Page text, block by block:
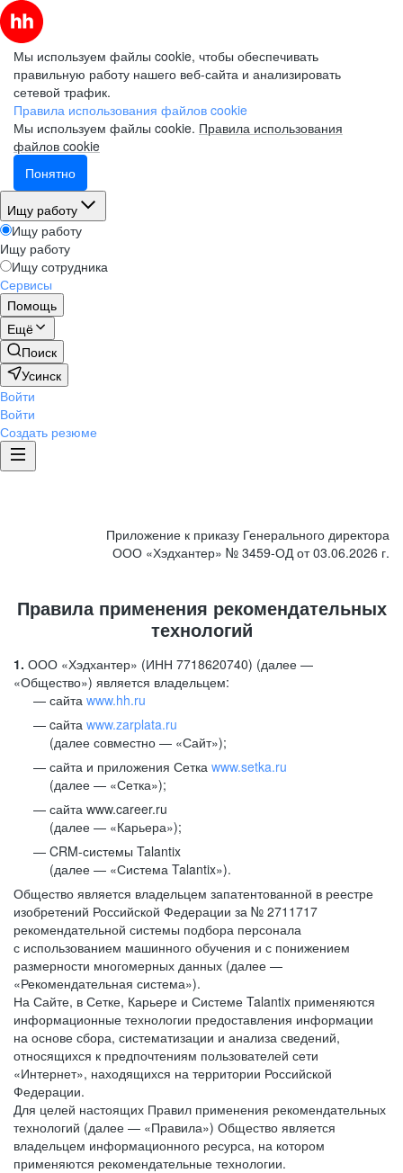
Мы используем файлы cookie, чтобы обеспечивать
правильную работу нашего веб-сайта и анализировать
сетевой трафик.
Правила использования файлов cookie
Мы используем файлы cookie. Правила использования
файлов cookie
Понятно
Ищу работу
Ищу работу
Ищу работу
Ищу сотрудника
Сервисы
Помощь
Ещё
Поиск
Усинск
Войти
Войти
Создать резюме
Приложение к приказу Генерального директора
ООО «Хэдхантер» № 3459-ОД от 03.06.2026 г.
Правила применения рекомендательных
технологий
1. ООО «Хэдхантер» (ИНН 7718620740) (далее —
«Общество») является владельцем:
сайта www.hh.ru
cайта www.zarplata.ru
(далее совместно — «Сайт»);
сайта и приложения Сетка www.setka.ru
(далее — «Сетка»);
сайта www.career.ru
(далее — «Карьера»);
CRM-системы Talantix
(далее — «Система Talantix»).
Общество является владельцем запатентованной в реестре
изобретений Российской Федерации за № 2711717
рекомендательной системы подбора персонала
с использованием машинного обучения и с понижением
размерности многомерных данных (далее —
«Рекомендательная система»).
На Сайте, в Сетке, Карьере и Системе Talantix применяются
информационные технологии предоставления информации
на основе сбора, систематизации и анализа сведений,
относящихся к предпочтениям пользователей сети
«Интернет», находящихся на территории Российской
Федерации.
Для целей настоящих Правил применения рекомендательных
технологий (далее — «Правила») Общество является
владельцем информационного ресурса, на котором
применяются рекомендательные технологии.